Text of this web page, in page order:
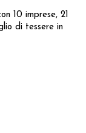
10 imprese, 21
di tessere in